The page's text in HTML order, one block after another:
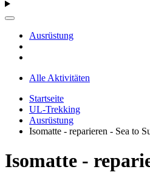
Ausrüstung
Alle Aktivitäten
Startseite
UL-Trekking
Ausrüstung
Isomatte - reparieren - Sea to
Isomatte -